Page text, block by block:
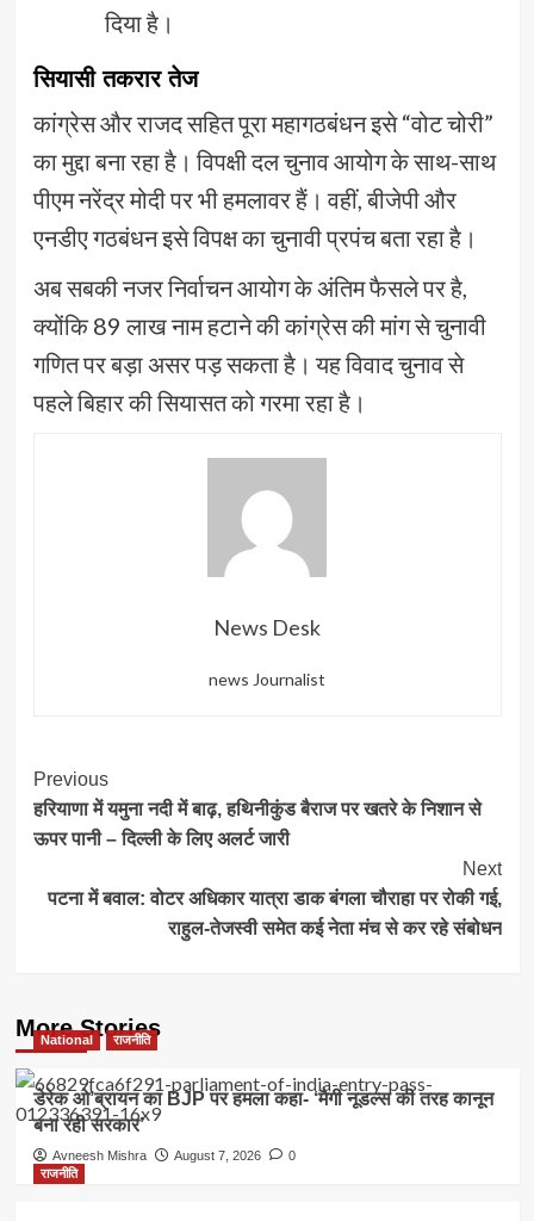
दिया है।
सियासी तकरार तेज
कांग्रेस और राजद सहित पूरा महागठबंधन इसे “वोट चोरी”
का मुद्दा बना रहा है। विपक्षी दल चुनाव आयोग के साथ-साथ
पीएम नरेंद्र मोदी पर भी हमलावर हैं। वहीं, बीजेपी और
एनडीए गठबंधन इसे विपक्ष का चुनावी प्रपंच बता रहा है।
अब सबकी नजर निर्वाचन आयोग के अंतिम फैसले पर है,
क्योंकि 89 लाख नाम हटाने की कांग्रेस की मांग से चुनावी
गणित पर बड़ा असर पड़ सकता है। यह विवाद चुनाव से
पहले बिहार की सियासत को गरमा रहा है।
News Desk
news Journalist
Post
Navigation
Previous
हरियाणा में यमुना नदी में बाढ़, हथिनीकुंड बैराज पर खतरे के निशान से
ऊपर पानी – दिल्ली के लिए अलर्ट जारी
Next
पटना में बवाल: वोटर अधिकार यात्रा डाक बंगला चौराहा पर रोकी गई,
राहुल-तेजस्वी समेत कई नेता मंच से कर रहे संबोधन
More Stories
National राजनीति
डेरेक ओ’ब्रायन का BJP पर हमला कहा- ‘मैगी नूडल्स की तरह कानून
बना रही सरकार’
Avneesh Mishra August 7, 2026
0
राजनीति